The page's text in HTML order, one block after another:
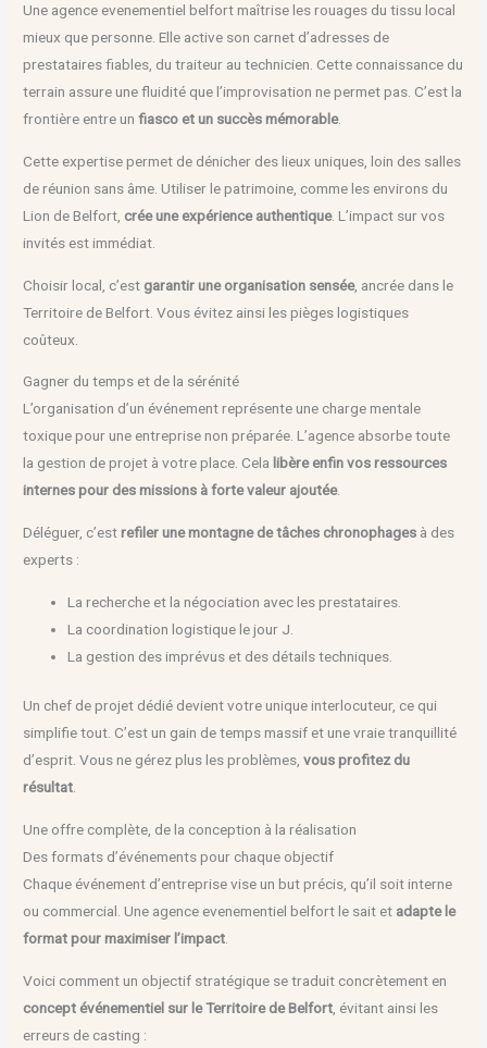
Une agence evenementiel belfort maîtrise les rouages du tissu local
mieux que personne. Elle active son carnet d’adresses de
prestataires fiables, du traiteur au technicien. Cette connaissance du
terrain assure une fluidité que l’improvisation ne permet pas. C’est la
frontière entre unfiasco et un succès mémorable.
Cette expertise permet de dénicher des lieux uniques, loin des salles
de réunion sans âme. Utiliser le patrimoine, comme les environs du
Lion de Belfort, crée une expérience authentique. L’impact sur vos
invités est immédiat.
Choisir local, c’est garantir une organisation sensée, ancrée dans le
Territoire de Belfort. Vous évitez ainsi les pièges logistiques
coûteux.
Gagner du temps et de la sérénité
L’organisation d’un événement représente une charge mentale
toxique pour une entreprise non préparée. L’agence absorbe toute
la gestion de projet à votre place. Cela libère enfin vos ressources
internes pour des missions à forte valeur ajoutée.
Déléguer, c’estrefiler une montagne de tâches chronophages à des
experts :
La recherche et la négociation avec les prestataires.
La coordination logistique le jour J.
La gestion des imprévus et des détails techniques.
Un chef de projet dédié devient votre unique interlocuteur, ce qui
simplifie tout. C’est un gain de temps massif et une vraie tranquillité
d’esprit. Vous ne gérez plus les problèmes,vous profitez du
résultat
Une offre complète, de la conception à la réalisation
Des formats d’événements pour chaque objectif
Chaque événement d’entreprise vise un but précis, qu’il soit interne
ou commercial. Une agence evenementiel belfort le sait et adapte le
format pour maximiser l’impact
Voici comment un objectif stratégique se traduit concrètement en
concept événementiel sur le Territoire de Belfort , évitant ainsi les
erreurs de casting :